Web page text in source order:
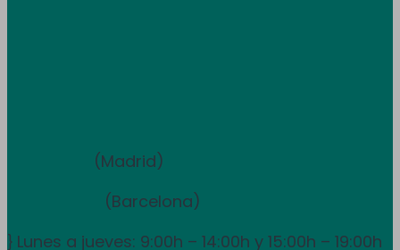
(Madrid)
(Barcelona)
} Lunes a jueves: 9:00h – 14:00h y 15:00h – 19:00h